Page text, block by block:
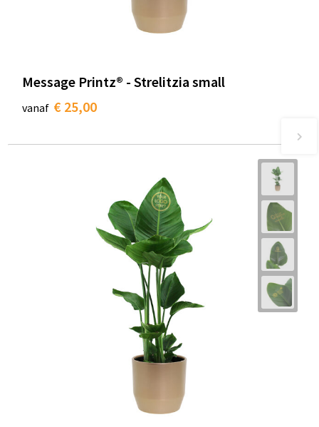
Message Printz® - Strelitzia small
vanaf € 25,00